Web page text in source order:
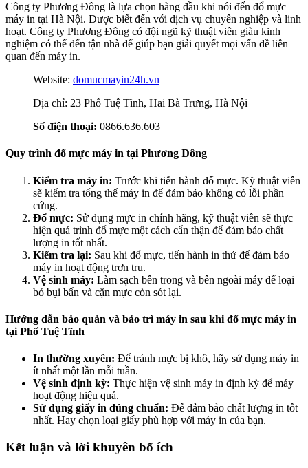
Công ty Phương Đông là lựa chọn hàng đầu khi nói đến đổ mực
máy in tại Hà Nội. Được biết đến với dịch vụ chuyên nghiệp và linh
hoạt. Công ty Phương Đông có đội ngũ kỹ thuật viên giàu kinh
nghiệm có thể đến tận nhà để giúp bạn giải quyết mọi vấn đề liên
quan đến máy in.
Website: domucmayin24h.vn
Địa chỉ: 23 Phố Tuệ Tĩnh, Hai Bà Trưng, Hà Nội
Số điện thoại: 0866.636.603
Quy trình đổ mực máy in tại Phương Đông
Kiểm tra máy in: Trước khi tiến hành đổ mực. Kỹ thuật viên
sẽ kiểm tra tổng thể máy in để đảm bảo không có lỗi phần
cứng.
Đổ mực: Sử dụng mực in chính hãng, kỹ thuật viên sẽ thực
hiện quá trình đổ mực một cách cẩn thận để đảm bảo chất
lượng in tốt nhất.
Kiểm tra lại: Sau khi đổ mực, tiến hành in thử để đảm bảo
máy in hoạt động trơn tru.
Vệ sinh máy: Làm sạch bên trong và bên ngoài máy để loại
bỏ bụi bẩn và cặn mực còn sót lại.
Hướng dẫn bảo quản và bảo trì máy in sau khi đổ mực máy in
tại Phố Tuệ Tĩnh
In thường xuyên: Để tránh mực bị khô, hãy sử dụng máy in
ít nhất một lần mỗi tuần.
Vệ sinh định kỳ: Thực hiện vệ sinh máy in định kỳ để máy
hoạt động hiệu quả.
Sử dụng giấy in đúng chuẩn: Để đảm bảo chất lượng in tốt
nhất. Hay chọn loại giấy phù hợp với máy in của bạn.
Kết luận và lời khuyên bổ ích